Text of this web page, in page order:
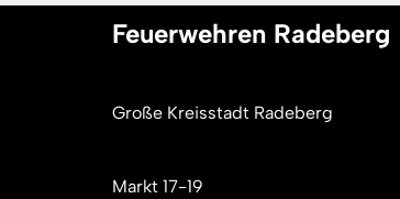
Feuerwehren Radeberg
Große Kreisstadt Radeberg
Markt 17-19